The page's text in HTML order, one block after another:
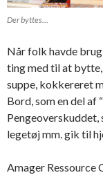
Der byttes…
Når folk havde
ting med til at
suppe, kokkereret
Bord, som en del af
Pengeoverskuddet,
legetøj mm. gik til
Amager Ressource